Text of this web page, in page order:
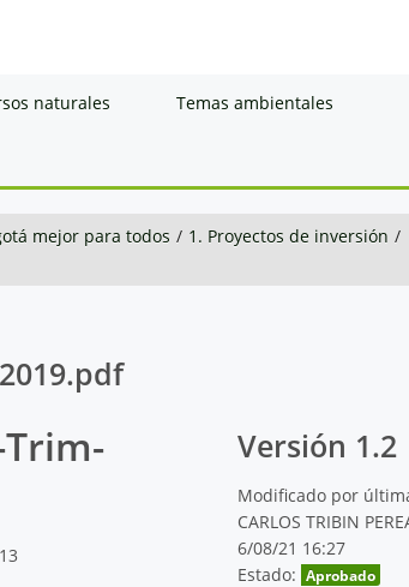
naturales Temas ambientales
mejor para todos / 1. Proyectos de inversión /
Trim-
Versión 1.2
Modificado por
CARLOS TRIBIN
6/08/21 16:27
Estado: Aprobado